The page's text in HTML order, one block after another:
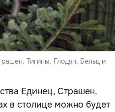
Тигины, Глодян, Бельц и
Единец, Страшен,
в столице можно будет